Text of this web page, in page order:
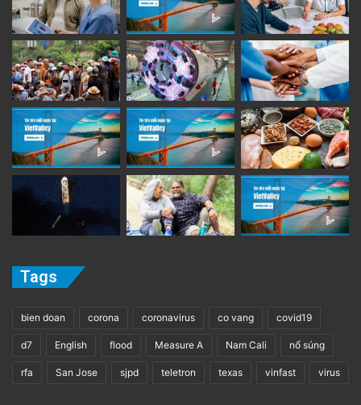
Tags
bien doan corona coronavirus co vang covid19
d7 English flood Measure A Nam Cali nổ súng
rfa San Jose sjpd teletron texas vinfast virus